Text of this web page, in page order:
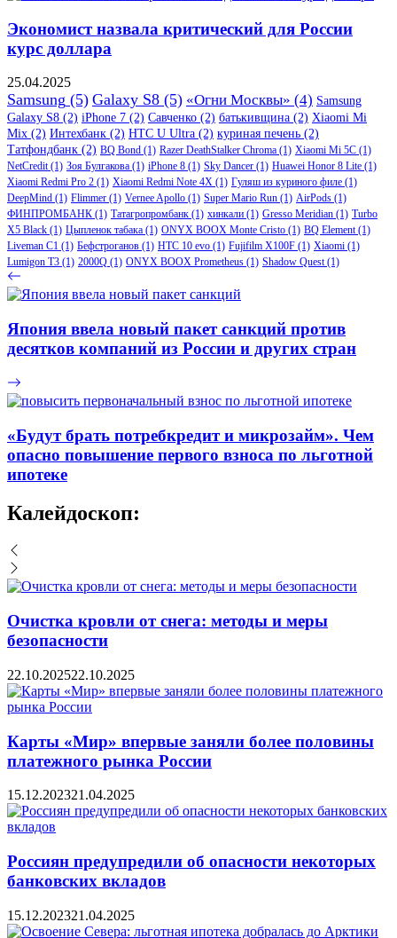
Экономист назвала критический для России
курс доллара
25.04.2025
Samsung (5) Galaxy S8 (5) «Огни Москвы» (4) Samsung
Galaxy S8 (2) iPhone 7 (2) Савченко (2) батькивщина (2) Xiaomi Mi
Mix (2) Интехбанк (2) HTC U Ultra (2) куриная печень (2)
Татфондбанк (2) BQ Bond (1) Razer DeathStalker Chroma (1) Xiaomi Mi 5C (1)
NetCredit(1) Зоя Булгакова (1) iPhone 8 (1) Sky Dancer (1) Huawei Honor 8 Lite (1)
Xiaomi Redmi Pro 2 (1) Xiaomi Redmi Note 4X (1) Гуляш из куриного филе (1)
DeepMind (1) Flimmer (1) Vernee Apollo (1) Super Mario Run (1) AirPods (1)
ФИНПРОМБАНК (1) Татагропромбанк (1) хинкали (1) Gresso Meridian (1) Turbo
X5 Black (1) Цыпленок табака (1) ONYX BOOX Monte Cristo (1) BQ Element(1)
Liveman C1 (1) Бефстроганов (1) HTC 10 evo (1) Fujifilm X100F (1) Xiaomi (1)
Lumigon T3 (1) 2000Q (1) ONYX BOOX Prometheus (1) Shadow Quest(1)
Япония ввела новый пакет санкций против
десятков компаний из России и других стран
«Будут брать потребкредит и микрозайм». Чем
опасно повышение первого взноса по льготной
ипотеке
Калейдоскоп:
Очистка кровли от снега: методы и меры
безопасности
22.10.202522.10.2025
Карты «Мир» впервые заняли более половины
платежного рынка России
15.12.202321.04.2025
Россиян предупредили об опасности некоторых
банковских вкладов
15.12.202321.04.2025